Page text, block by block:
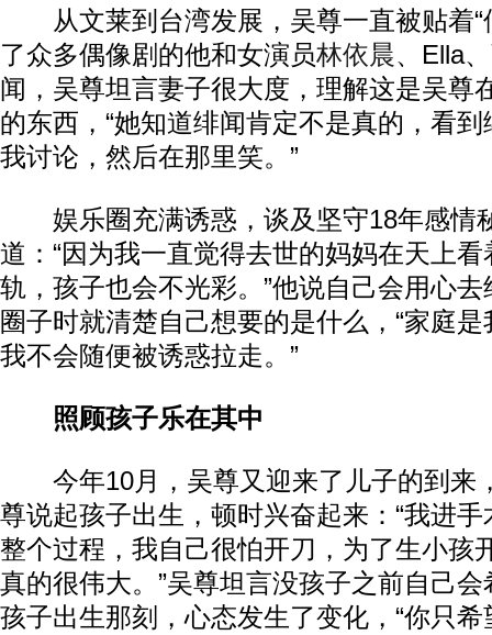
从文莱到台湾发展，吴尊一直被贴着“
了众多偶像剧的他和女演员林依晨、Ella
闻，吴尊坦言妻子很大度，理解这是吴尊
的东西，“她知道绯闻肯定不是真的，看
我讨论，然后在那里笑。”
娱乐圈充满诱惑，谈及坚守18年感情
道：“因为我一直觉得去世的妈妈在天上
轨，孩子也会不光彩。”他说自己会用心
圈子时就清楚自己想要的是什么，“家庭
我不会随便被诱惑拉走。”
照顾孩子乐在其中
今年10月，吴尊又迎来了儿子的到来
尊说起孩子出生，顿时兴奋起来：“我进
整个过程，我自己很怕开刀，为了生小孩
真的很伟大。”吴尊坦言没孩子之前自己
孩子出生那刻，心态发生了变化，“你只希